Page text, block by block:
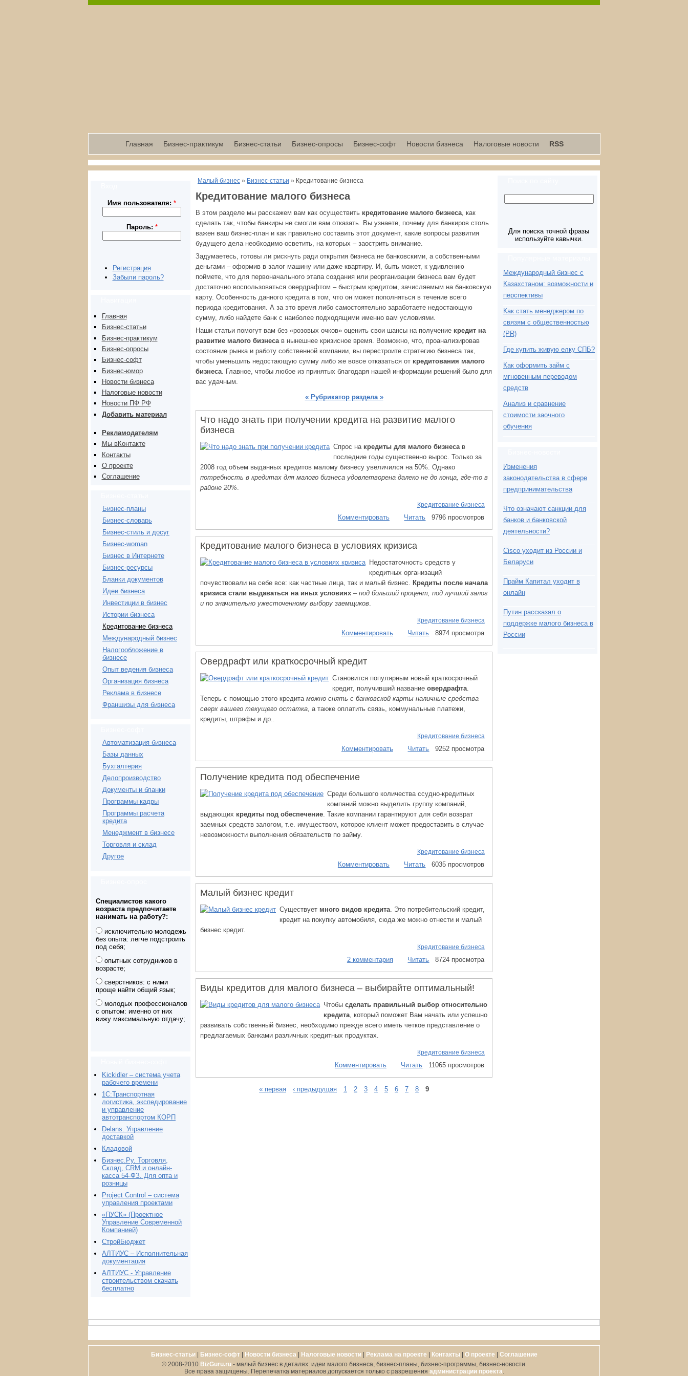
Главная Бизнес-практикум Бизнес-статьи Бизнес-опросы Бизнес-софт Новости бизнеса Налоговые новости RSS
Имя пользователя: *
Пароль: *
Регистрация
Забыли пароль?
Главная
Бизнес-статьи
Бизнес-практикум
Бизнес-опросы
Бизнес-софт
Бизнес-юмор
Новости бизнеса
Налоговые новости
Новости ПФ РФ
Добавить материал
Рекламодателям
Мы вКонтакте
Контакты
О проекте
Соглашение
Бизнес-планы
Бизнес-словарь
Бизнес-стиль и досуг
Бизнес-woman
Бизнес в Интернете
Бизнес-ресурсы
Бланки документов
Идеи бизнеса
Инвестиции в бизнес
Истории бизнеса
Кредитование бизнеса
Международный бизнес
Налогообложение в
бизнесе
Опыт ведения бизнеса
Организация бизнеса
Реклама в бизнесе
Франшизы для бизнеса
Автоматизация бизнеса
Базы данных
Бухгалтерия
Делопроизводство
Документы и бланки
Программы кадры
Программы расчета
кредита
Менеджмент в бизнесе
Торговля и склад
Другое
Специалистов какого
возраста предпочитаете
нанимать на работу?:
исключительно молодежь
без опыта: легче подстроить
под себя;
опытных сотрудников в
возрасте;
сверстников: с ними
проще найти общий язык;
молодых профессионалов
с опытом: именно от них
вижу максимальную отдачу;
Kickidler – система учета
рабочего времени
1С:Транспортная
логистика, экспедирование
и управление
автотранспортом КОРП
Delans. Управление
доставкой
Кладовой
Бизнес.Ру. Торговля,
Склад, CRM и онлайн-
касса 54-ФЗ. Для опта и
розницы
Project Сontrol – система
управления проектами
«ПУСК» (Проектное
Управление Современной
Компанией)
СтройБюджет
АЛТИУС – Исполнительная
документация
АЛТИУС - Управление
строительством скачать
бесплатно
Малый бизнес » Бизнес-статьи » Кредитование бизнеса
Кредитование малого бизнеса
В этом разделе мы расскажем вам как осуществить кредитование малого бизнеса, как
сделать так, чтобы банкиры не смогли вам отказать. Вы узнаете, почему для банкиров столь
важен ваш бизнес-план и как правильно составить этот документ, какие вопросы развития
будущего дела необходимо осветить, на которых – заострить внимание.
Задумаетесь, готовы ли рискнуть ради открытия бизнеса не банковскими, а собственными
деньгами – оформив в залог машину или даже квартиру. И, быть может, к удивлению
поймете, что для первоначального этапа создания или реорганизации бизнеса вам будет
достаточно воспользоваться овердрафтом – быстрым кредитом, зачисляемым на банковскую
карту. Особенность данного кредита в том, что он может пополняться в течение всего
периода кредитования. А за это время либо самостоятельно заработаете недостающую
сумму, либо найдете банк с наиболее подходящими именно вам условиями.
Наши статьи помогут вам без «розовых очков» оценить свои шансы на получение кредит на
развитие малого бизнесав нынешнее кризисное время. Возможно, что, проанализировав
состояние рынка и работу собственной компании, вы перестроите стратегию бизнеса так,
чтобы уменьшить недостающую сумму либо же вовсе отказаться от кредитования малого
бизнеса. Главное, чтобы любое из принятых благодаря нашей информации решений было для
вас удачным.
« Рубрикатор раздела »
Что надо знать при получении кредита на развитие малого
бизнеса
Спрос на кредиты для малого бизнесав
последние годы существенно вырос. Только за
2008 год объем выданных кредитов малому бизнесу увеличился на 50%. Однако
потребность в кредитах для малого бизнеса удовлетворена далеко не до конца, где-то в
районе 20%.
Кредитование бизнеса
Комментировать Читать 9796 просмотров
Кредитование малого бизнеса в условиях кризиса
Недостаточность средств у
кредитных организаций
почувствовали на себе все: как частные лица, так и малый бизнес. Кредиты после начала
кризиса стали выдаваться на иных условиях – под больший процент, под лучший залог
и по значительно ужесточенному выбору заемщиков.
Кредитование бизнеса
Комментировать Читать 8974 просмотра
Овердрафт или краткосрочный кредит
Становится популярным новый краткосрочный
кредит, получивший название овердрафта.
Теперь с помощью этого кредита можно снять с банковской карты наличные средства
сверх вашего текущего остатка, а также оплатить связь, коммунальные платежи,
кредиты, штрафы и др..
Кредитование бизнеса
Комментировать Читать 9252 просмотра
Получение кредита под обеспечение
Среди большого количества ссудно-кредитных
компаний можно выделить группу компаний,
выдающих кредиты под обеспечение. Такие компании гарантируют для себя возврат
заемных средств залогом, т.е. имуществом, которое клиент может предоставить в случае
невозможности выполнения обязательств по займу.
Кредитование бизнеса
Комментировать Читать 6035 просмотров
Малый бизнес кредит
Существует много видов кредита. Это потребительский кредит,
кредит на покупку автомобиля, сюда же можно отнести и малый
бизнес кредит.
Кредитование бизнеса
2 комментария Читать 8724 просмотра
Виды кредитов для малого бизнеса – выбирайте оптимальный!
Чтобы сделать правильный выбор относительно
кредита, который поможет Вам начать или успешно
развивать собственный бизнес, необходимо прежде всего иметь четкое представление о
предлагаемых банками различных кредитных продуктах.
Кредитование бизнеса
Комментировать Читать 11065 просмотров
« первая ‹ предыдущая 1 2 3 4 5 6 7 8 9
Для поиска точной фразы
используйте кавычки.
Международный бизнес с
Казахстаном: возможности и
перспективы
Как стать менеджером по
связям с общественностью
(PR)
Где купить живую елку СПБ?
Как оформить займ с
мгновенным переводом
средств
Анализ и сравнение
стоимости заочного
обучения
Изменения
законодательства в сфере
предпринимательства
Что означают санкции для
банков и банковской
деятельности?
Cisco уходит из России и
Беларуси
Прайм Капитал уходит в
онлайн
Путин рассказал о
поддержке малого бизнеса в
России
Бизнес-статьи| Бизнес-софт| Новости бизнеса | Налоговые новости| Реклама на проекте | Контакты| О проекте | Cоглашение
© 2008-2010 BizGuru.ru- малый бизнес в деталях: идеи малого бизнеса, бизнес-планы, бизнес-программы, бизнес-новости.
Все права защищены. Перепечатка материалов допускается только с разрешения администрации проекта